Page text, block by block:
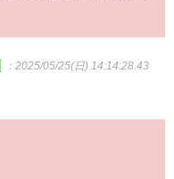
：2025/05/25(日) 14:14:28.43